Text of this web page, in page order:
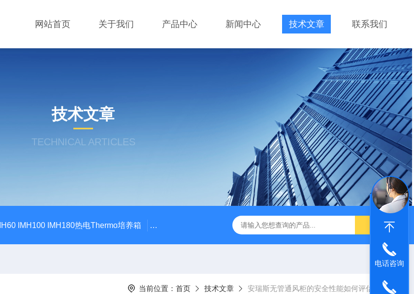
网站首页 关于我们 产品中心 新闻中心 技术文章 联系我们
技术文章
TECHNICAL ARTICLES
IMH100 IMH180热电Thermo培养箱 热电Thermo超纯水机 GenPure Pro UV/UF 310P-01A，STARA2118
当前位置： 首页 技术文章 安瑞斯无管通风柜的安全性能如何评估？
电话咨询